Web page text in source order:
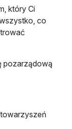
który Ci
co
pozarządową